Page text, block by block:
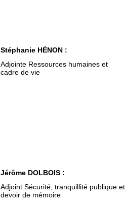
Stéphanie HÉNON :
Adjointe Ressources humaines et
cadre de vie
Jérôme DOLBOIS :
Adjoint Sécurité, tranquillité publique et
devoir de mémoire